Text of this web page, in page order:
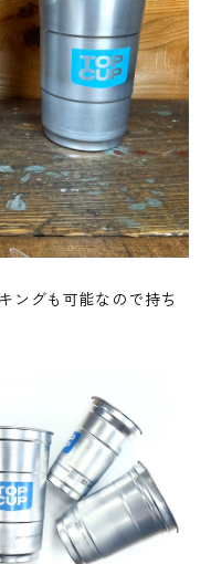
ングも可能なので持ち